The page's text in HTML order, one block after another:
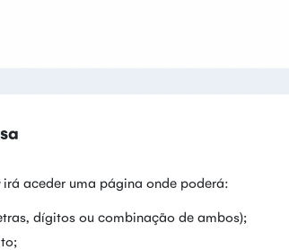
irá aceder uma página onde poderá:
dígitos ou combinação de ambos);